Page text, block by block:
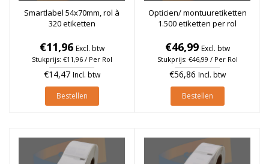
Smartlabel 54x70mm, rol à
320 etiketten
€11,96 Excl. btw
Stukprijs: €11,96 / Per Rol
€14,47 Incl. btw
Bestellen
Opticien/ montuuretiketten
1.500 etiketten per rol
€46,99 Excl. btw
Stukprijs: €46,99 / Per Rol
€56,86 Incl. btw
Bestellen